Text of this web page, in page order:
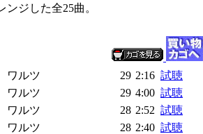
ジした全25曲。
ワルツ 29 2:16 試聴
ワルツ 29 4:00 試聴
ワルツ 28 2:52 試聴
ワルツ 28 2:40 試聴